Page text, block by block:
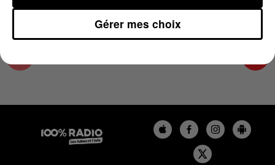
Gérer mes choix